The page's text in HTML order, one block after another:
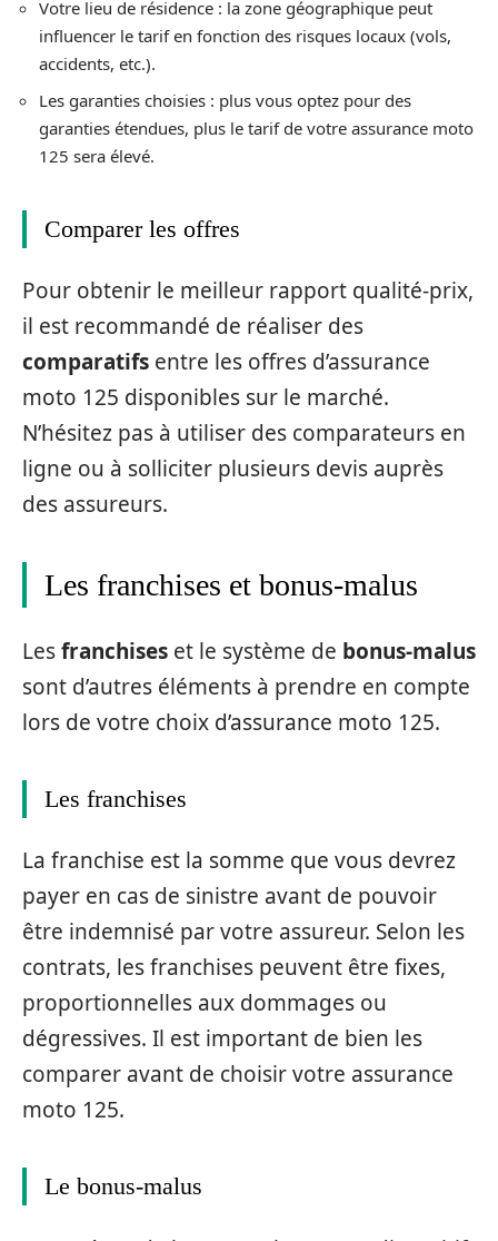
Votre lieu de résidence : la zone géographique peut
influencer le tarif en fonction des risques locaux (vols,
accidents, etc.).
Les garanties choisies : plus vous optez pour des
garanties étendues, plus le tarif de votre assurance moto
125 sera élevé.
Comparer les offres
Pour obtenir le meilleur rapport qualité-prix,
il est recommandé de réaliser des
comparatifs entre les offres d’assurance
moto 125 disponibles sur le marché.
N’hésitez pas à utiliser des comparateurs en
ligne ou à solliciter plusieurs devis auprès
des assureurs.
Les franchises et bonus-malus
Lesfranchises et le système de bonus-malus
sont d’autres éléments à prendre en compte
lors de votre choix d’assurance moto 125.
Les franchises
La franchise est la somme que vous devrez
payer en cas de sinistre avant de pouvoir
être indemnisé par votre assureur. Selon les
contrats, les franchises peuvent être fixes,
proportionnelles aux dommages ou
dégressives. Il est important de bien les
comparer avant de choisir votre assurance
moto 125.
Le bonus-malus